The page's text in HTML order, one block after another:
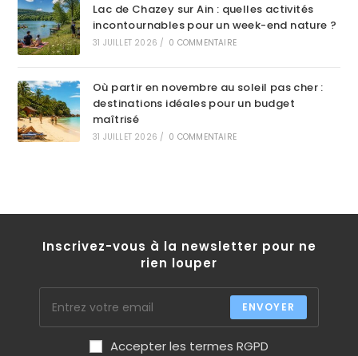
Lac de Chazey sur Ain : quelles activités
incontournables pour un week-end nature ?
31 JUILLET 2026 / 0 COMMENTAIRE
Où partir en novembre au soleil pas cher :
destinations idéales pour un budget
maîtrisé
31 JUILLET 2026 / 0 COMMENTAIRE
Inscrivez-vous à la newsletter pour ne
rien louper
ENVOYER
Accepter les termes RGPD